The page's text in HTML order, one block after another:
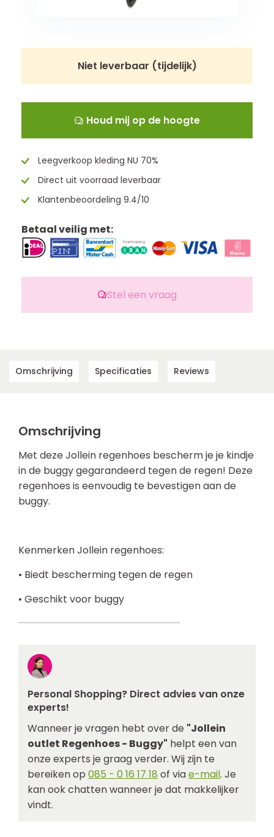
Niet leverbaar (tijdelijk)
Houd mij op de hoogte
Leegverkoop kleding NU 70%
Direct uit voorraad leverbaar
Klantenbeoordeling 9.4/10
Betaal veilig met:
Stel een vraag
Omschrijving Specificaties Reviews
Omschrijving
Met deze Jollein regenhoes bescherm je je kindje
in de buggy gegarandeerd tegen de regen! Deze
regenhoes is eenvoudig te bevestigen aan de
buggy.
Kenmerken Jollein regenhoes:
• Biedt bescherming tegen de regen
• Geschikt voor buggy
Personal Shopping? Direct advies van onze
experts!
Wanneer je vragen hebt over de "Jollein
outlet Regenhoes - Buggy" helpt een van
onze experts je graag verder. Wij zijn te
bereiken op 085 - 0 16 17 18 of viae-mail. Je
kan ook chatten wanneer je dat makkelijker
vindt.